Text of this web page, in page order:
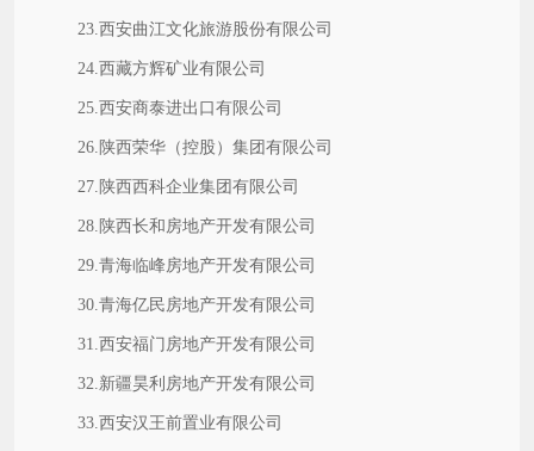
23.西安曲江文化旅游股份有限公司
24.西藏方辉矿业有限公司
25.西安商泰进出口有限公司
26.陕西荣华（控股）集团有限公司
27.陕西西科企业集团有限公司
28.陕西长和房地产开发有限公司
29.青海临峰房地产开发有限公司
30.青海亿民房地产开发有限公司
31.西安福门房地产开发有限公司
32.新疆昊利房地产开发有限公司
33.西安汉王前置业有限公司